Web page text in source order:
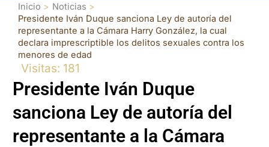
Inicio
Noticias
Presidente Iván Duque sanciona Ley de autoría del
representante a la Cámara Harry González, la cual
declara imprescriptible los delitos sexuales contra los
menores de edad
Visitas: 181
Presidente Iván Duque
sanciona Ley de autoría del
representante a la Cámara